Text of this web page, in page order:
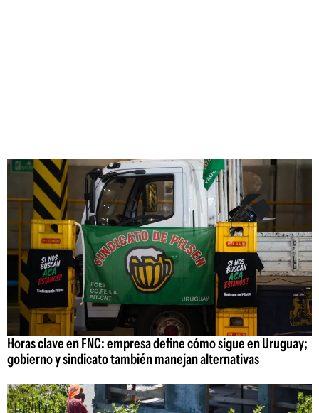
Horas clave en FNC: empresa define cómo sigue en Uruguay;
gobierno y sindicato también manejan alternativas